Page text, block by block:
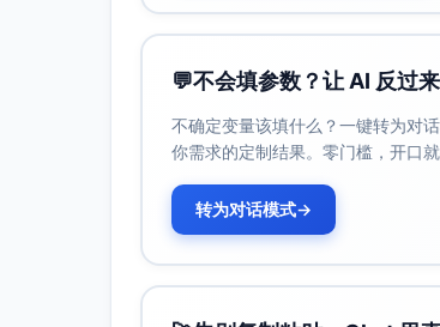
💬不会填参数？让 AI 反过
不确定变量该填什么？一键转为对
你需求的定制结果。零门槛，开口就
转为对话模式→